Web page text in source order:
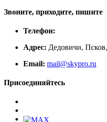
Звоните, приходите, пишите
Телефон:
Адрес: Дедовичи,
Email: mail@skypro.ru
Присоединяйтесь